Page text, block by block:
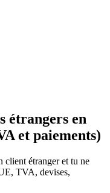
étrangers en
et paiements)
client étranger et tu ne
TVA, devises,